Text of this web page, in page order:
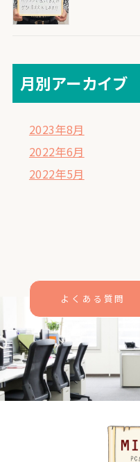
月別アーカイブ
2023年8月
2022年6月
2022年5月
よくある質問